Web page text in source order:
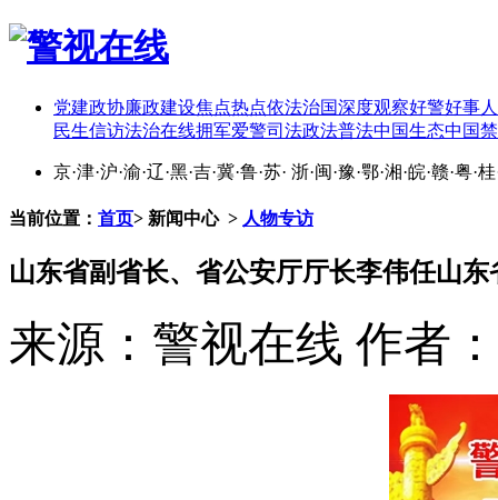
党建政协廉政建设焦点热点依法治国深度观察好警好事
民生信访法治在线拥军爱警司法政法普法中国生态中国
京·津·沪·渝·辽·黑·吉·冀·鲁·苏· 浙·闽·豫·鄂·湘·皖·赣·粤·桂
当前位置： 首页> 新闻中心 > 人物专访
山东省副省长、省公安厅厅长李伟任山
来源：警视在线 作者：